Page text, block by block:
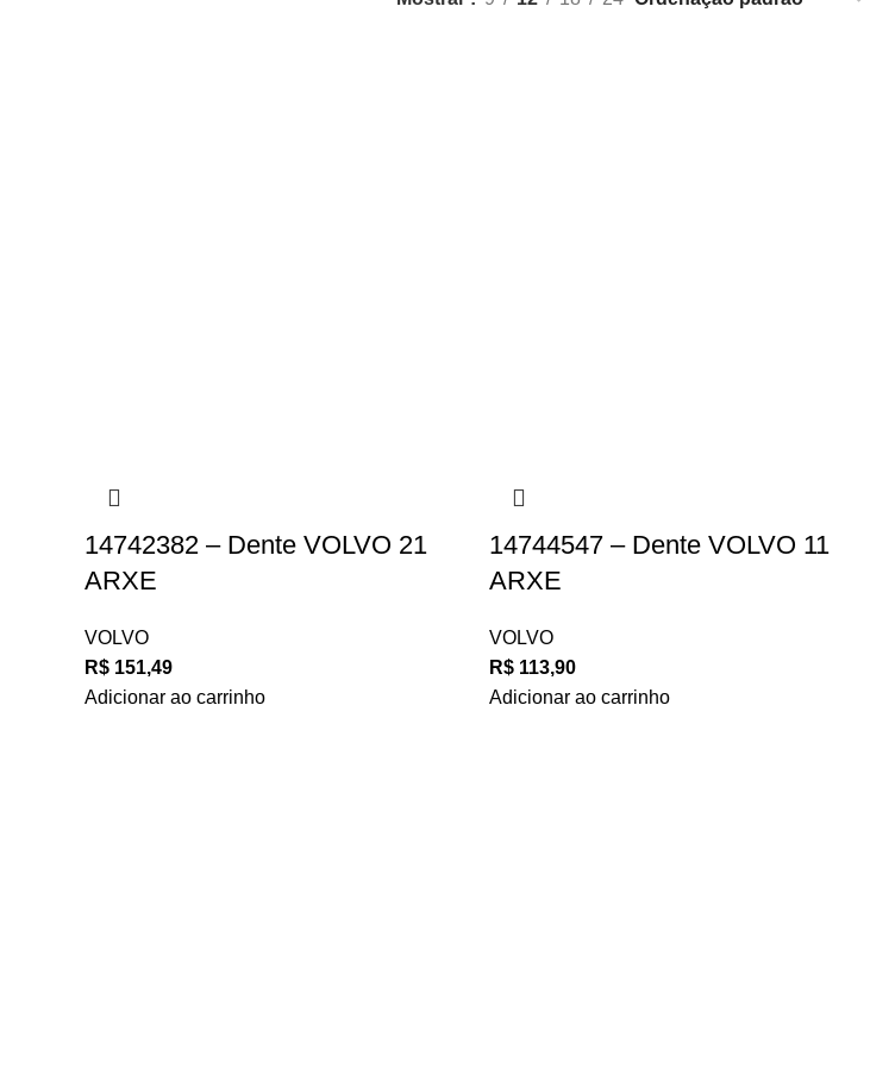
14742382 – Dente VOLVO 21
ARXE
VOLVO
R$151,49
Adicionar ao carrinho
14744547 – Dente VOLVO 11
ARXE
VOLVO
R$113,90
Adicionar ao carrinho